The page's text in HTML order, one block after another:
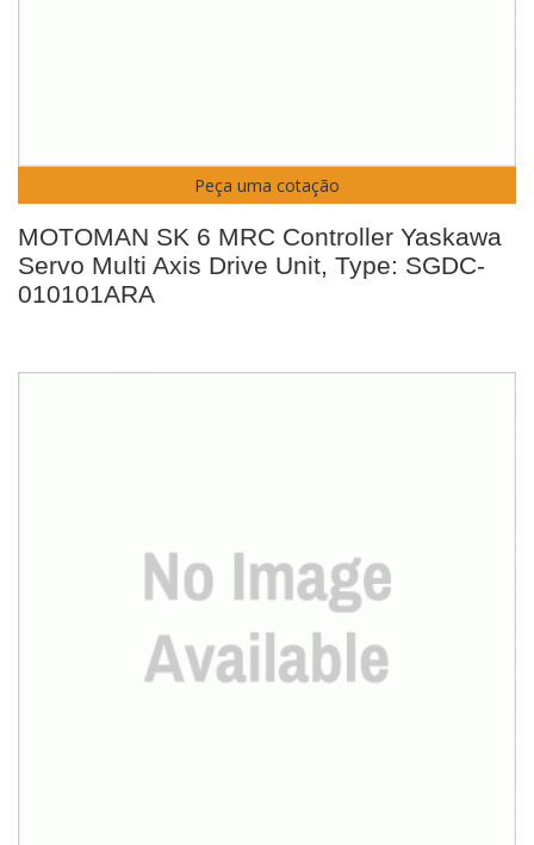
Peça uma cotação
MOTOMAN SK 6 MRC Controller Yaskawa
Servo Multi Axis Drive Unit, Type: SGDC-
010101ARA